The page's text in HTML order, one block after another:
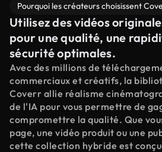
Pourquoi les créateurs choisissent
Utilisez des vidéos
pour une qualité, une
sécurité optimales.
Avec des millions de
commerciaux et créatifs, la
Coverr allie réalisme
de l'IA pour vous permettre de
compromettre la qualité. Que
page, une vidéo produit ou une
cette collection hybride est